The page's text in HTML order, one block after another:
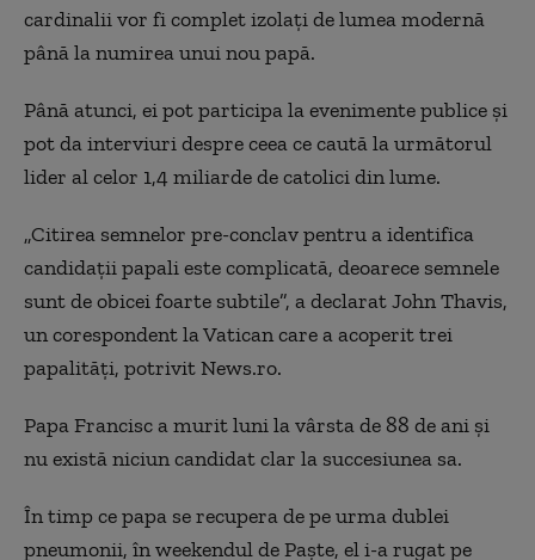
cardinalii vor fi complet izolaţi de lumea modernă
până la numirea unui nou papă.
Până atunci, ei pot participa la evenimente publice şi
pot da interviuri despre ceea ce caută la următorul
lider al celor 1,4 miliarde de catolici din lume.
„Citirea semnelor pre-conclav pentru a identifica
candidaţii papali este complicată, deoarece semnele
sunt de obicei foarte subtile”, a declarat John Thavis,
un corespondent la Vatican care a acoperit trei
papalităţi, potrivit News.ro.
Papa Francisc a murit luni la vârsta de 88 de ani şi
nu există niciun candidat clar la succesiunea sa.
În timp ce papa se recupera de pe urma dublei
pneumonii, în weekendul de Paşte, el i-a rugat pe